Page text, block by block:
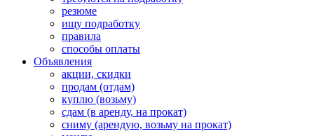
резюме
ищу подработку
правила
способы оплаты
Объявления
акции, скидки
продам (отдам)
куплю (возьму)
сдам (в аренду, на прокат)
сниму (арендую, возьму на прокат)